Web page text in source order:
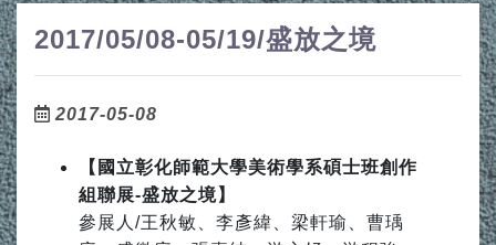
2017/05/08-05/19/盛放之境
2017-05-08
【國立彰化師範大學美術學系碩士班創作
組聯展-盛放之境】
參展人/王秋敏、李彥緯、梁軒瑜、曹瑀